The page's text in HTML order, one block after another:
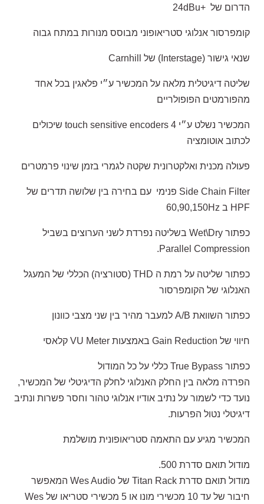
הדרום של +24dBu
קומפרסור אנלוגי סטריאופוני מבוסס מנורות במתח גבוה
שנאי גישור (Interstage) של Carnhill
שליטה דיגיטלית מלאה על המכשיר ע״י פלאגין בכל אחד
מהפורמטים הפופולריים
המכשיר נשלט ע״י 4 touch sensitive encoders שיכולים
לכתוב אוטומציה
פעולה מכנית ואלקטרונית שקטה לגמרי בזמן שינוי פרמטרים
Side Chain Filter פנימי עם בחירה בין שלושה תדרים של
HPF ב 60,90,150Hz
כפתור Wet\Dry בשליטה נפרדת לשני הערוצים בשביל
Parallel Compression.
כפתור שליטה על רמת ה THD (סטורציה) הכללי של המעגל
האנלוגי של הקומפרסור
כפתור השוואת A/B למעבר מהיר בין שני מצבי כוונון
חיווי של Gain Reduction באמצעות VU Meter קלאסי
כפתור True Bypass כללי על כל המודול
הפרדה מלאה בין החלק האנלוגי לחלק הדיגיטלי של המכשיר,
נועד כדי לשמור על נתיב אודיו אנלוגי טהור וחסר פשרות ונתיב
דיגיטלי נטול הפרעות.
המכשיר מגיע עם התאמה סטריאופונית מושלמת
מודול תואם סדרת 500.
מודול תואם סדרת Titan Rack של Wes Audio המאפשר
חיבור של עד 10 מכשירי מונו או 5 מכשירי סטריאו של Wes